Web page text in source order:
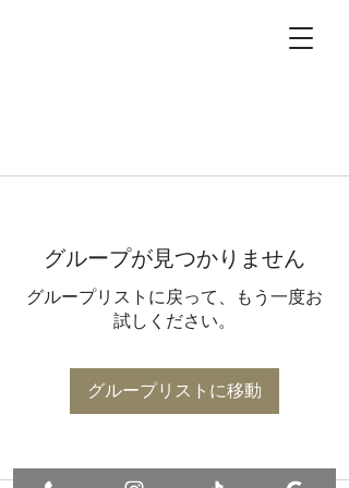
グループが見つかりません
グループリストに戻って、もう一度お
試しください。
グループリストに移動